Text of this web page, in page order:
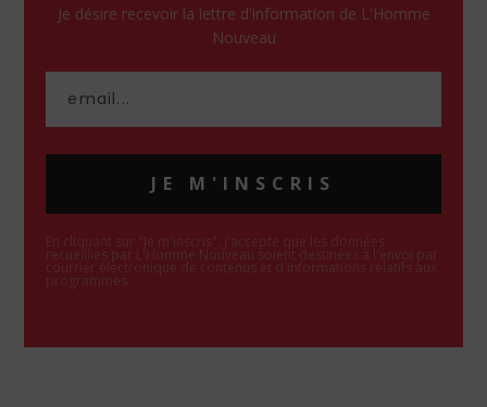
Je désire recevoir la lettre d'information de L'Homme
Nouveau
JE M'INSCRIS
En cliquant sur "Je m'inscris", j'accepte que les données
recueillies par L'Homme Nouveau soient destinées à l'envoi par
courrier électronique de contenus et d'informations relatifs aux
programmes.